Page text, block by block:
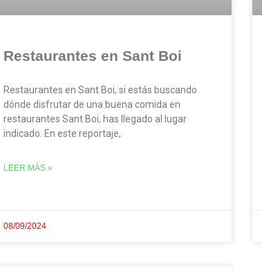
Restaurantes en Sant Boi
Restaurantes en Sant Boi, si estás buscando
dónde disfrutar de una buena comida en
restaurantes Sant Boi, has llegado al lugar
indicado. En este reportaje,
LEER MÁS »
08/09/2024